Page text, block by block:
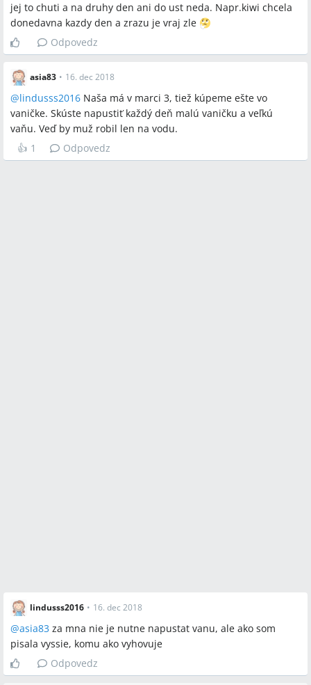
jej to chuti a na druhy den ani do ust neda. Napr.kiwi chcela
donedavna kazdy den a zrazu je vraj zle
Odpovedz
asia83 • 16. dec 2018
@lindusss2016 Naša má v marci 3, tiež kúpeme ešte vo
vaničke. Skúste napustiť každý deň malú vaničku a veľkú
vaňu. Veď by muž robil len na vodu.
👍 1 Odpovedz
lindusss2016 • 16. dec 2018
@asia83 za mna nie je nutne napustat vanu, ale ako som
pisala vyssie, komu ako vyhovuje
Odpovedz